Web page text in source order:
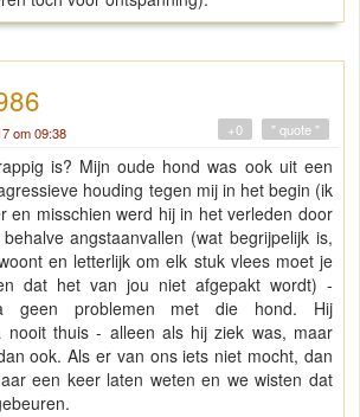
om 09:38 " quote "
+0
is? Mijn oude hond was ook uit een
houding tegen mij in het begin (ik
en misschien werd hij in het verleden door
angstaanvallen (wat begrijpelijk is,
en letterlijk om elk stuk vlees moet je
dat het van jou niet afgepakt wordt) -
geen problemen met die hond. Hij
nooit thuis - alleen als hij ziek was, maar
ook. Als er van ons iets niet mocht, dan
een keer laten weten en we wisten dat